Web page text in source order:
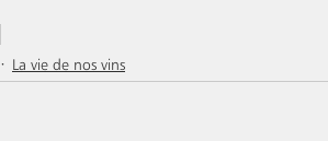
La vie de nos vins